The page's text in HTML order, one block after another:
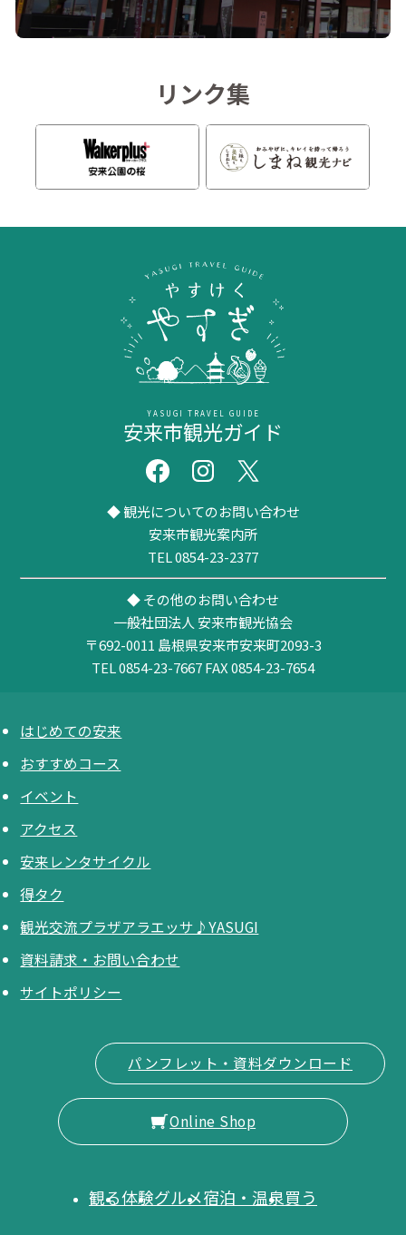
リンク集
安来市観光ガイド
YASUGI TRAVEL GUIDE
◆ 観光についてのお問い合わせ
安来市観光案内所
TEL 0854-23-2377
◆ その他のお問い合わせ
一般社団法人 安来市観光協会
〒692-0011 島根県安来市安来町2093-3
TEL 0854-23-7667FAX 0854-23-7654
はじめての安来
おすすめコース
イベント
アクセス
安来レンタサイクル
得タク
観光交流プラザアラエッサ♪YASUGI
資料請求・お問い合わせ
サイトポリシー
パンフレット・資料ダウンロード
Online Shop
観る体験グルメ宿泊・温泉買う